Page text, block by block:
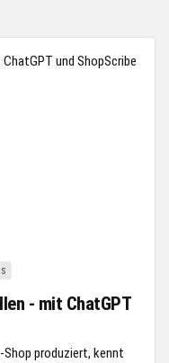
- mit ChatGPT
produziert, kennt